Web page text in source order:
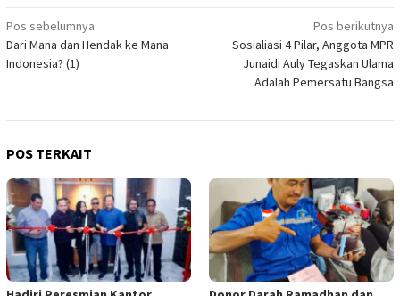
Navigasi
pos
Pos sebelumnya
Dari Mana dan Hendak ke Mana
Indonesia? (1)
Pos berikutnya
Sosialiasi 4 Pilar, Anggota MPR
Junaidi Auly Tegaskan Ulama
Adalah Pemersatu Bangsa
POS TERKAIT